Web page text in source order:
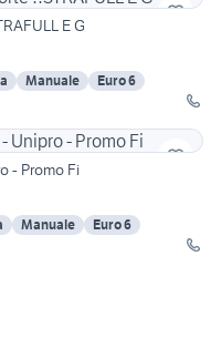
E G
Manuale
Euro 6
- Promo Fi
Manuale
Euro 6